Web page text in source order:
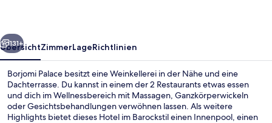
Weiter
131+
ÜbersichtZimmerLageRichtlinien
Borjomi Palace besitzt eine Weinkellerei in der Nähe und eine
Dachterrasse. Du kannst in einem der 2 Restaurants etwas essen
und dich im Wellnessbereich mit Massagen, Ganzkörperwickeln
oder Gesichtsbehandlungen verwöhnen lassen. Als weitere
Highlights bietet dieses Hotel im Barockstil einen Innenpool, einen